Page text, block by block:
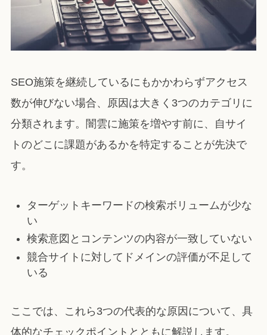
SEO施策を継続しているにもかかわらずアクセス
数が伸びない場合、原因は大きく3つのカテゴリに
分類されます。闇雲に施策を増やす前に、自サイ
トのどこに課題があるかを特定することが先決で
す。
ターゲットキーワードの検索ボリュームが少な
い
検索意図とコンテンツの内容が一致していない
競合サイトに対してドメインの評価が不足して
いる
ここでは、これら3つの代表的な原因について、具
体的なチェックポイントとともに解説します。